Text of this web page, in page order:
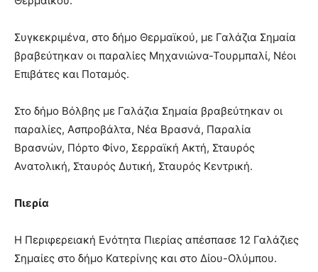
Συγκεκριμένα, στο δήμο Θερμαϊκού, με Γαλάζια Σημαία
βραβεύτηκαν οι παραλίες Μηχανιώνα-Τουρμπαλί, Νέοι
Επιβάτες και Ποταμός.
Στο δήμο Βόλβης με Γαλάζια Σημαία βραβεύτηκαν οι
παραλίες, Ασπροβάλτα, Νέα Βρασνά, Παραλία
Βρασνών, Πόρτο Φίνο, Σερραϊκή Ακτή, Σταυρός
Ανατολική, Σταυρός Δυτική, Σταυρός Κεντρική.
Πιερία
Η Περιφερειακή Ενότητα Πιερίας απέσπασε 12 Γαλάζιες
Σημαίες στο δήμο Κατερίνης και στο Δίου-Ολύμπου.